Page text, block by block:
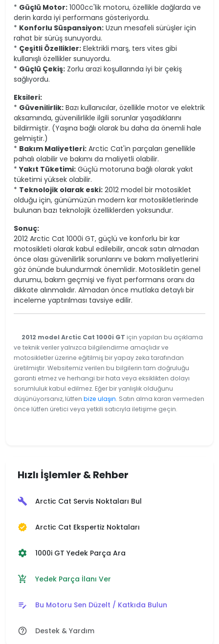
* Güçlü Motor: 1000cc'lik motoru, özellikle dağlarda ve
derin karda iyi performans gösteriyordu.
* Konforlu Süspansiyon: Uzun mesafeli sürüşler için
rahat bir sürüş sunuyordu.
* Çeşitli Özellikler: Elektrikli marş, ters vites gibi
kullanışlı özellikler sunuyordu.
* Güçlü Çekiş: Zorlu arazi koşullarında iyi bir çekiş
sağlıyordu.
Eksileri:
* Güvenilirlik: Bazı kullanıcılar, özellikle motor ve elektrik
aksamında, güvenilirlikle ilgili sorunlar yaşadıklarını
bildirmiştir. (Yaşına bağlı olarak bu daha da önemli hale
gelmiştir.)
* Bakım Maliyetleri: Arctic Cat'in parçaları genellikle
pahalı olabilir ve bakımı da maliyetli olabilir.
*Yakıt Tüketimi: Güçlü motoruna bağlı olarak yakıt
tüketimi yüksek olabilir.
* Teknolojik olarak eski: 2012 model bir motosiklet
olduğu için, günümüzün modern kar motosikletlerinde
bulunan bazı teknolojik özelliklerden yoksundur.
Sonuç:
2012 Arctic Cat 1000i GT, güçlü ve konforlu bir kar
motosikleti olarak kabul edilebilir, ancak satın almadan
önce olası güvenilirlik sorunlarını ve bakım maliyetlerini
göz önünde bulundurmak önemlidir. Motosikletin genel
durumu, bakım geçmişi ve fiyat performans oranı da
dikkate alınmalıdır. Almadan önce mutlaka detaylı bir
inceleme yaptırılması tavsiye edilir.
2012 model Arctic Cat 1000i GT için yapılan bu açıklama
ve teknik veriler yalnızca bilgilendirme amaçlıdır ve
motosikletler üzerine eğitilmiş bir yapay zeka tarafından
üretilmiştir. Websitemiz verilen bu bilgilerin tam doğruluğu
garanti etmez ve herhangi bir hata veya eksiklikten dolayı
sorumluluk kabul edilmez. Eğer bir yanlışlık olduğunu
düşünüyorsanız, lütfen bize ulaşın. Satın alma kararı vermeden
önce lütfen üretici veya yetkili satıcıyla iletişime geçin.
Hızlı İşlemler & Rehber
build Arctic Cat Servis Noktaları Bul
verified Arctic Cat Ekspertiz Noktaları
settings 1000i GT Yedek Parça Ara
add_shopping_cart Yedek Parça İlanı Ver
edit_note Bu Motoru Sen Düzelt / Katkıda Bulun
help_outline Destek & Yardım